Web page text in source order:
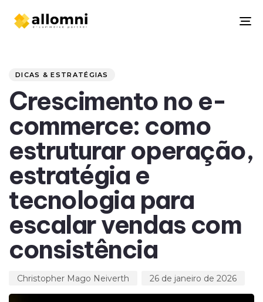
DICAS & ESTRATÉGIAS
Crescimento no e-
commerce: como
estruturar operação,
estratégia e
tecnologia para
escalar vendas com
consistência
Christopher Mago Neiverth 26 de janeiro de 2026